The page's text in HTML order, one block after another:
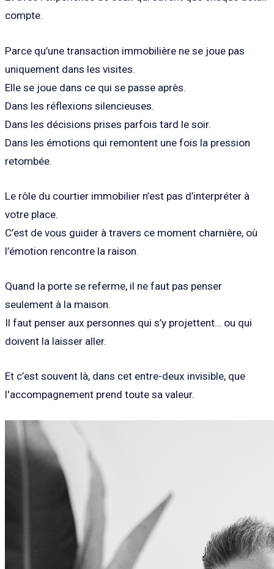
compte.
Parce qu’une transaction immobilière ne se joue pas
uniquement dans les visites.
Elle se joue dans ce qui se passe après.
Dans les réflexions silencieuses.
Dans les décisions prises parfois tard le soir.
Dans les émotions qui remontent une fois la pression
retombée.
Le rôle du courtier immobilier n’est pas d’interpréter à
votre place.
C’est de vous guider à travers ce moment charnière, où
l’émotion rencontre la raison.
Quand la porte se referme, il ne faut pas penser
seulement à la maison.
Il faut penser aux personnes qui s’y projettent… ou qui
doivent la laisser aller.
Et c’est souvent là, dans cet entre-deux invisible, que
l'accompagnement prend toute sa valeur.